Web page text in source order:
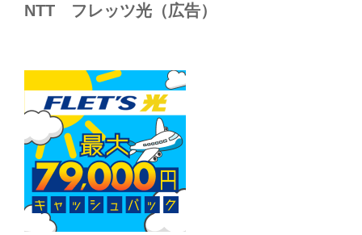
NTT フレッツ光（広告）